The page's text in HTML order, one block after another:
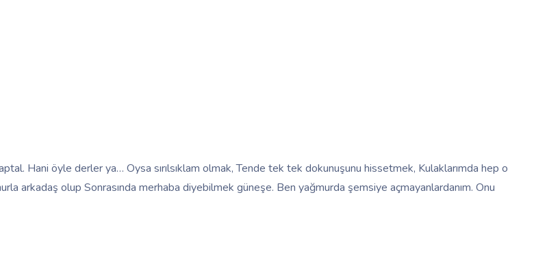
Hani öyle derler ya… Oysa sırılsıklam olmak, Tende tek tek dokunuşunu hissetmek, Kulaklarımda hep o
arkadaş olup Sonrasında merhaba diyebilmek güneşe. Ben yağmurda şemsiye açmayanlardanım. Onu